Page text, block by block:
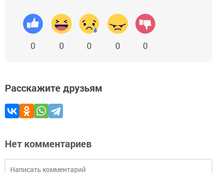
0 0 0 0 0
Расскажите друзьям
Нет комментариев